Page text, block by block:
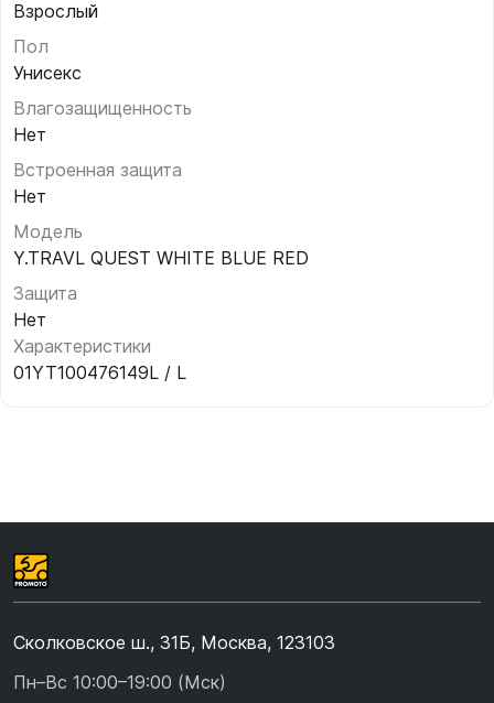
Взрослый
Пол
Унисекс
Влагозащищенность
Нет
Встроенная защита
Нет
Модель
Y.TRAVL QUEST WHITE BLUE RED
Защита
Нет
Характеристики
01YT100476149L / L
Сколковское ш., 31Б, Москва, 123103
Пн–Вс 10:00–19:00 (Мск)